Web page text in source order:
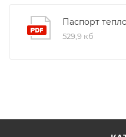
Паспорт
529,9 кб